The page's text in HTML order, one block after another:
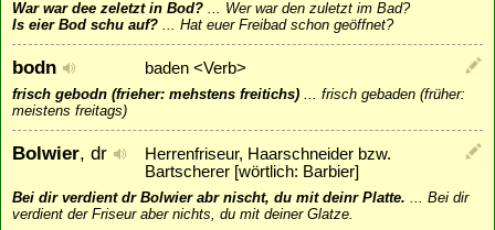
War war dee zeletzt in Bod? ... Wer war den zuletzt im Bad?
Is eier Bod schu auf? ... Hat euer Freibad schon geöffnet?
bodn baden <Verb>
frisch gebodn (frieher: mehstens freitichs) ... frisch gebaden (früher:
meistens freitags)
Bolwier, dr
Herrenfriseur, Haarschneider bzw.
Bartscherer [wörtlich: Barbier]
Bei dir verdient dr Bolwier abr nischt, du mit deinr Platte. ... Bei dir
verdient der Friseur aber nichts, du mit deiner Glatze.